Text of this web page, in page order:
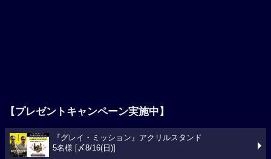
【プレゼントキャンペーン実施中】
『グレイ・ミッション』アクリルスタンド
5名様 [〆8/16(日)]